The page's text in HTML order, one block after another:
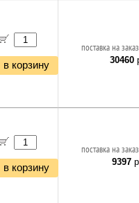
в корзину
поставка на
30460
в корзину
поставка на
9397